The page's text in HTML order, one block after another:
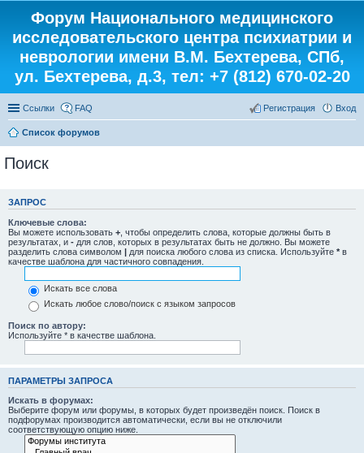
Форум Национального медицинского
исследовательского центра психиатрии и
неврологии имени В.М. Бехтерева, СПб,
ул. Бехтерева, д.3, тел: +7 (812) 670-02-20
Ссылки FAQ Вход
Регистрация
Список форумов
Поиск
ЗАПРОС
Ключевые слова:
Вы можете использовать + , чтобы определить слова, которые должны быть в
результатах, и - для слов, которых в результатах быть не должно. Вы можете
разделить слова символом | для поиска любого слова из списка. Используйте * в
качестве шаблона для частичного совпадения.
Искать все слова
Искать любое слово/поиск с языком запросов
Поиск по автору:
Используйте * в качестве шаблона.
ПАРАМЕТРЫ ЗАПРОСА
Искать в форумах:
Выберите форум или форумы, в которых будет произведён поиск. Поиск в
подфорумах производится автоматически, если вы не отключили
соответствующую опцию ниже.